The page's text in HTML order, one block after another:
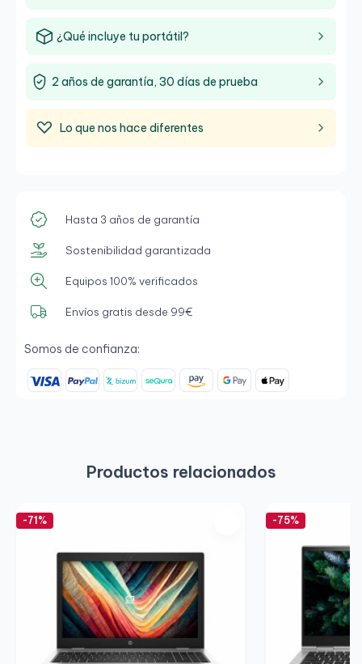
¿Qué incluye tu portátil?
2 años de garantía, 30 días de prueba
Lo que nos hace diferentes
Hasta 3 años de garantía
Sostenibilidad garantizada
Equipos 100% verificados
Envíos gratis desde 99€
Somos de confianza:
Productos relacionados
-71% -75%